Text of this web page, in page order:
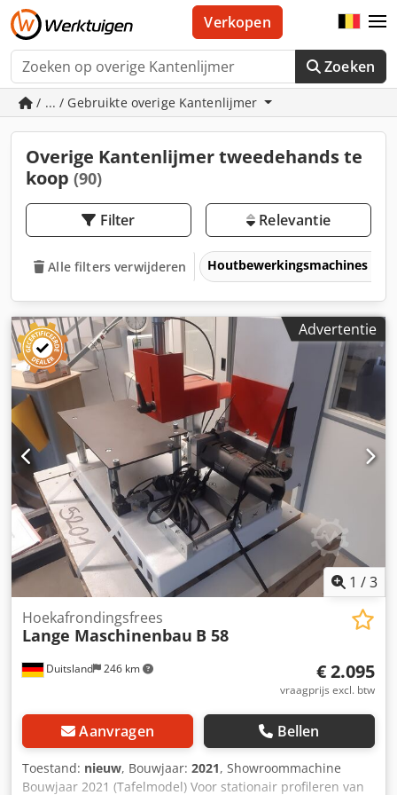
Zoeken
Verkopen
/ ... / Gebruikte overige Kantenlijmer
Overige Kantenlijmer tweedehands te
koop (90)
Filter Relevantie
Alle filters verwijderen Houtbewerkingsmachines
Advertentie
1 /3
Duitsland 246 km
Hoekafrondingsfrees
Lange Maschinenbau B 58
€ 2.095
vraagprijs excl. btw
Aanvragen Bellen
Toestand: nieuw, Bouwjaar: 2021, Showroommachine
Bouwjaar 2021 (Tafelmodel) Voor stationair profileren van